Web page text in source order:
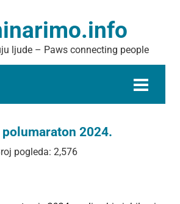
ljude – Paws connecting people
2024.
pogleda: 2,576